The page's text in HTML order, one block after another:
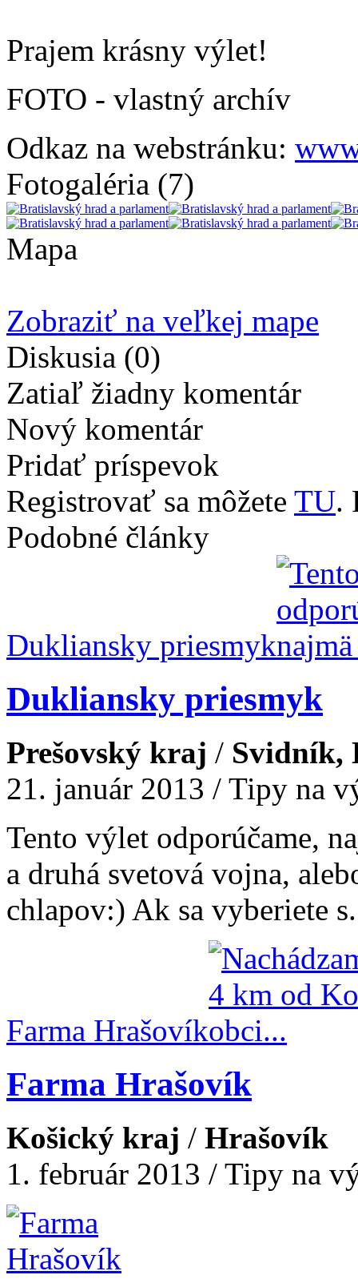
Prajem krásny výlet!
FOTO - vlastný archív
Odkaz na webstránku:
Fotogaléria (7)
Mapa
Zobraziť na veľkej mape
Diskusia (0)
Zatiaľ žiadny komentár
Nový komentár
Pridať príspevok
Registrovať sa môžete TU.
Podobné články
Dukliansky priesmyk
Dukliansky priesmyk
Prešovský kraj / Svidník,
21. január 2013 / Tipy na
Tento výlet odporúčame,
a druhá svetová vojna,
chlapov:) Ak sa vyberiete
Farma Hrašovík
Farma Hrašovík
Košický kraj / Hrašovík
1. február 2013 / Tipy na